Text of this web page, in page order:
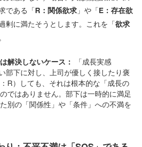
である「R：関係欲求 」や「E：存在欲
剰に満たそうとします。これを「欲求
解決しないケース：
「成長実感
部下に対し、上司が優しく接したり褒
R）しても、それは根本的な「成長の
ではありません。部下は一時的に満足
別の「関係性」や「条件」への不満を